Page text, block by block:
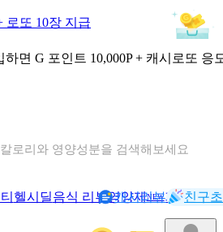
로또 10장 지급
하면 G 포인트 10,000P + 캐시로또 응
칼로리와 영양성분을 검색해보세요
헬시딜음식 리뷰영양제NEW기록
캐시리뷰 친구